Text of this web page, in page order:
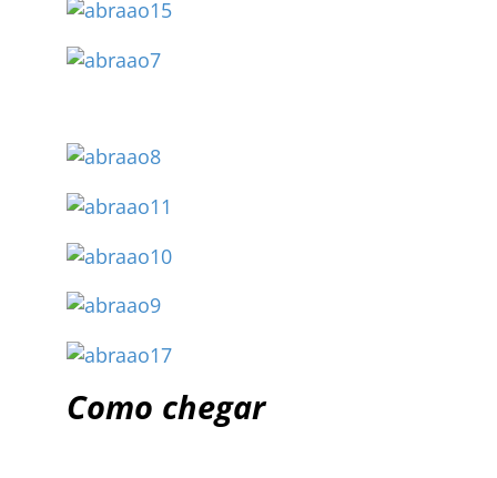
Como chegar